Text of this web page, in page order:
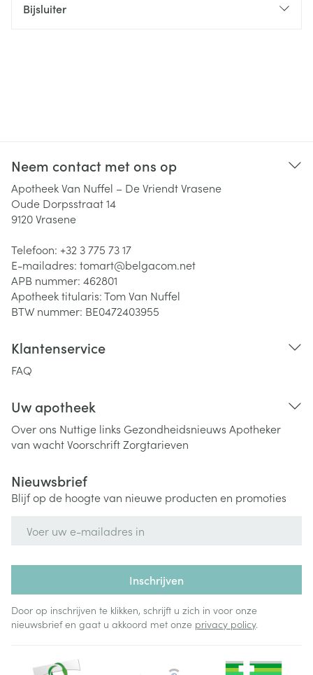
Bijsluiter
Neem contact met ons op
Apotheek Van Nuffel – De Vriendt Vrasene
Oude Dorpsstraat 14
9120Vrasene
Telefoon: +32 3 775 73 17
E-mailadres: tomart@belgacom.net
APB nummer: 462801
Apotheek titularis:Tom Van Nuffel
BTW nummer: BE0472403955
Klantenservice
FAQ
Uw apotheek
Over ons Nuttige links Gezondheidsnieuws Apotheker
van wachtVoorschriftZorgtarieven
Nieuwsbrief
Blijf op de hoogte van nieuwe producten en promoties
Inschrijven
Door op inschrijven te klikken, schrijft u zich in voor onze
nieuwsbrief en gaat u akkoord met onze privacy policy.